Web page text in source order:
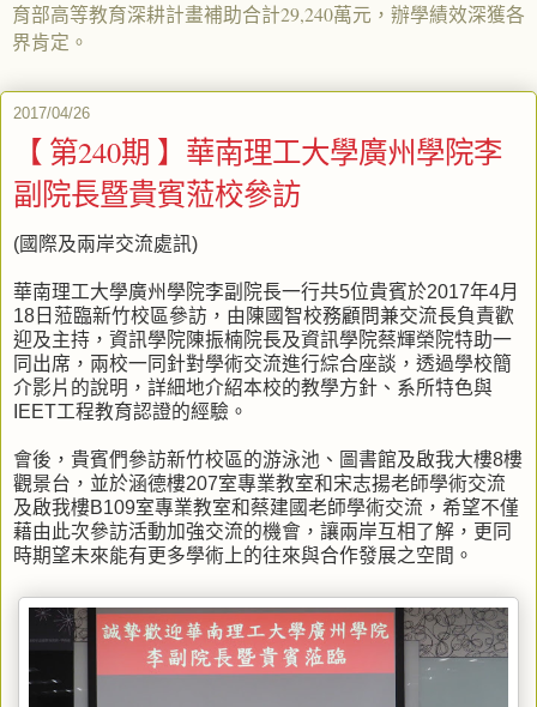
育部高等教育深耕計畫補助合計29,240萬元，辦學績效深獲各
界肯定。
2017/04/26
【 第240期 】華南理工大學廣州學院李
副院長暨貴賓蒞校參訪
(國際及兩岸交流處訊)
華南理工大學廣州學院李副院長一行共5位貴賓於2017年4月
18日蒞臨新竹校區參訪，由陳國智校務顧問兼交流長負責歡
迎及主持，資訊學院陳振楠院長及資訊學院蔡輝榮院特助一
同出席，兩校一同針對學術交流進行綜合座談，透過學校簡
介影片的說明，詳細地介紹本校的教學方針、系所特色與
IEET工程教育認證的經驗。
會後，貴賓們參訪新竹校區的游泳池、圖書館及啟我大樓8樓
觀景台，並於涵德樓207室專業教室和宋志揚老師學術交流
及啟我樓B109室專業教室和蔡建國老師學術交流，希望不僅
藉由此次參訪活動加強交流的機會，讓兩岸互相了解，更同
時期望未來能有更多學術上的往來與合作發展之空間。